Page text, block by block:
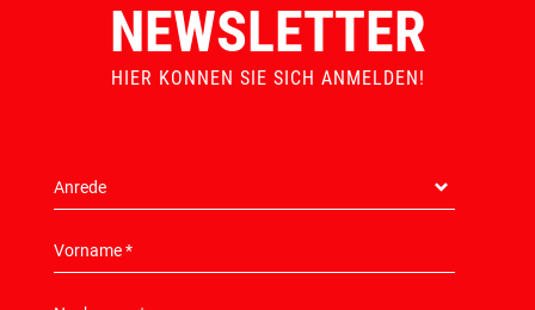
NEWSLETTER
HIER KONNEN SIE SICH ANMELDEN!